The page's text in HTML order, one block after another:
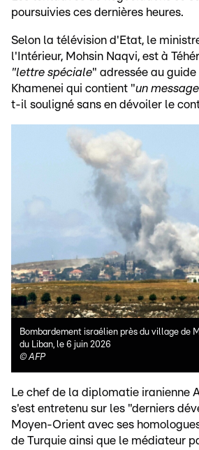
poursuivies ces dernières heures.
Selon la télévision d'Etat, le
l'Intérieur, Mohsin Naqvi, est à
"lettre spéciale" adressée au
Khamenei qui contient "un
t-il souligné sans en dévoiler le
Bombardement israélien près du village de
du Liban, le 6 juin 2026
©AFP
Le chef de la diplomatie iranienne
s'est entretenu sur les "derniers
Moyen-Orient avec ses
de Turquie ainsi que le médiateur